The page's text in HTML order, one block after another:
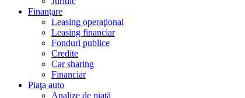
Finanţare
Leasing operaţional
Leasing financiar
Fonduri publice
Credite
Car sharing
Financiar
Piaţa auto
Analize de piață